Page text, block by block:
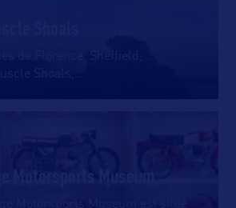
Motorsports Museum
Motorsports Museum est situé